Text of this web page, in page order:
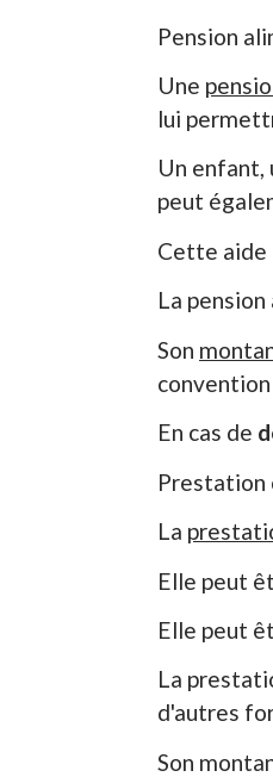
Pension
Une
lui
Un enfant,
peut
Cette aide
La
Son
En cas de
Prestation
La
Elle peut
Elle peut
La
d'autres
Son